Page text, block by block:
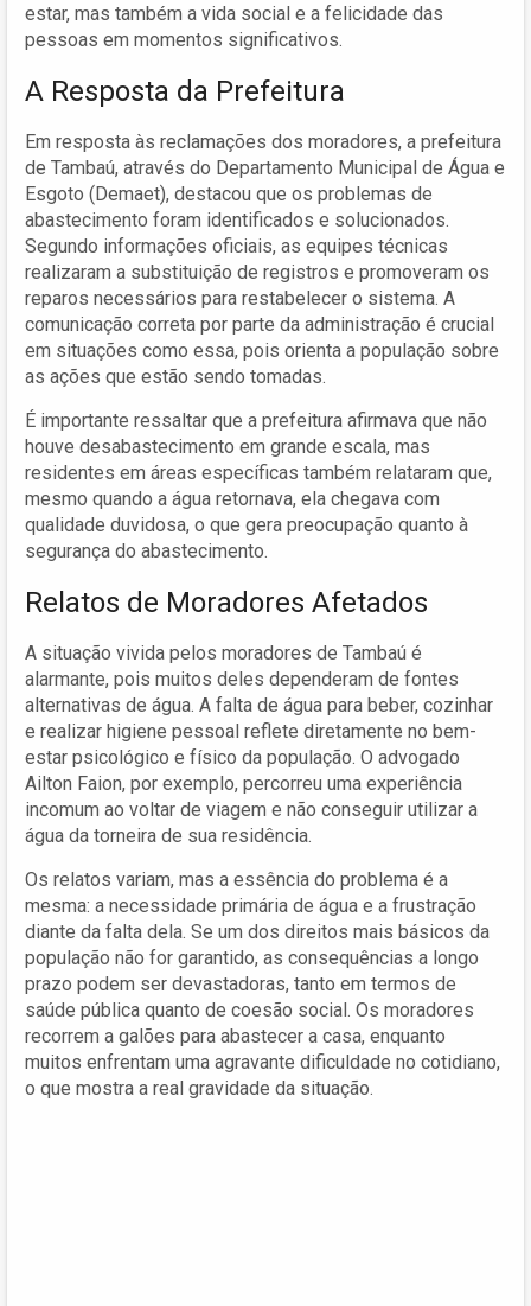
estar, mas também a vida social e a felicidade das
pessoas em momentos significativos.
A Resposta da Prefeitura
Em resposta às reclamações dos moradores, a prefeitura
de Tambaú, através do Departamento Municipal de Água e
Esgoto (Demaet), destacou que os problemas de
abastecimento foram identificados e solucionados.
Segundo informações oficiais, as equipes técnicas
realizaram a substituição de registros e promoveram os
reparos necessários para restabelecer o sistema. A
comunicação correta por parte da administração é crucial
em situações como essa, pois orienta a população sobre
as ações que estão sendo tomadas.
É importante ressaltar que a prefeitura afirmava que não
houve desabastecimento em grande escala, mas
residentes em áreas específicas também relataram que,
mesmo quando a água retornava, ela chegava com
qualidade duvidosa, o que gera preocupação quanto à
segurança do abastecimento.
Relatos de Moradores Afetados
A situação vivida pelos moradores de Tambaú é
alarmante, pois muitos deles dependeram de fontes
alternativas de água. A falta de água para beber, cozinhar
e realizar higiene pessoal reflete diretamente no bem-
estar psicológico e físico da população. O advogado
Ailton Faion, por exemplo, percorreu uma experiência
incomum ao voltar de viagem e não conseguir utilizar a
água da torneira de sua residência.
Os relatos variam, mas a essência do problema é a
mesma: a necessidade primária de água e a frustração
diante da falta dela. Se um dos direitos mais básicos da
população não for garantido, as consequências a longo
prazo podem ser devastadoras, tanto em termos de
saúde pública quanto de coesão social. Os moradores
recorrem a galões para abastecer a casa, enquanto
muitos enfrentam uma agravante dificuldade no cotidiano,
o que mostra a real gravidade da situação.